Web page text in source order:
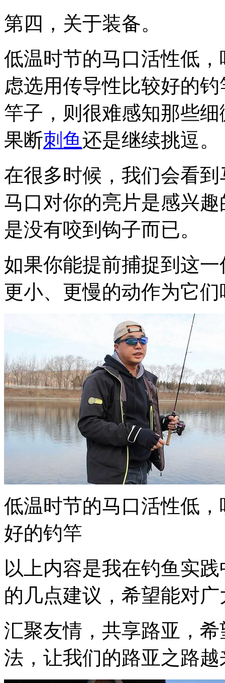
第四，关于装备。
低温时节的马口活性低
虑选用传导性比较好的
竿子，则很难感知那些
果断刺鱼还是继续挑逗。
在很多时候，我们会看
马口对你的亮片是感兴
是没有咬到钩子而已。
如果你能提前捕捉到这
更小、更慢的动作为它
低温时节的马口活性低
好的钓竿
以上内容是我在钓鱼实
的几点建议，希望能对
汇聚友情，共享路亚，
法，让我们的路亚之路